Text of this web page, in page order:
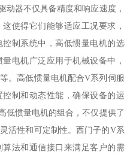
动器不仅具备精度和响应速度，
使得它们能够适应工况要求，
制系统中，高低惯量电机的选
电机广泛应用于机械设备中，
。高低惯量电机配合V系列伺服
制和动态性能，确保设备的运
低惯量电机的组合，不仅提供了
活性和可定制性。西门子的V系
法和通信接口来满足客户的需